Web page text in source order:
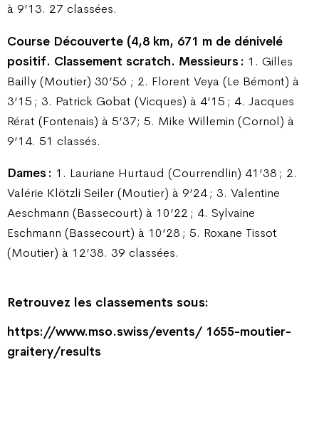
à 9’13. 27 classées.
Course Découverte (4,8 km, 671 m de dénivelé
positif. Classement scratch. Messieurs : 1. Gilles
Bailly (Moutier) 30’56 ; 2. Florent Veya (Le Bémont) à
3’15 ; 3. Patrick Gobat (Vicques) à 4’15 ; 4. Jacques
Rérat (Fontenais) à 5’37; 5. Mike Willemin (Cornol) à
9’14. 51 classés.
Dames : 1. Lauriane Hurtaud (Courrendlin) 41’38 ; 2.
Valérie Klötzli Seiler (Moutier) à 9’24 ; 3. Valentine
Aeschmann (Bassecourt) à 10’22 ; 4. Sylvaine
Eschmann (Bassecourt) à 10’28 ; 5. Roxane Tissot
(Moutier) à 12’38. 39 classées.
Retrouvez les classements sous:
https://www.mso.swiss/events/ 1655-moutier-
graitery/results